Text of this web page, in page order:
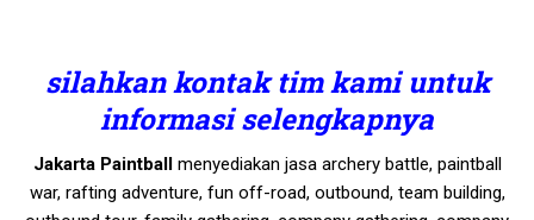
silahkan kontak tim kami untuk
informasi selengkapnya
Jakarta Paintballmenyediakan jasa archery battle, paintball
war, rafting adventure, fun off-road, outbound, team building,